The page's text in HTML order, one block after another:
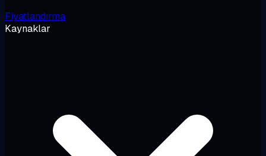
Fiyatlandırma
Kaynaklar